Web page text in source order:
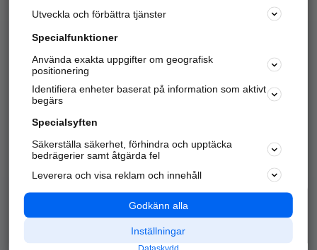
Marknadsför företaget
Kom igång och annonsera mot
samarbetspartners nära dig.
Alla kategorier
Populära sökningar
API & Kartor
Annonsera
Integritet
Nödnummer
Utveckla och förbättra tjänster
Specialfunktioner
Använda exakta uppgifter om geografisk
positionering
Identifiera enheter baserat på information som aktivt
begärs
Specialsyften
Säkerställa säkerhet, förhindra och upptäcka
bedrägerier samt åtgärda fel
Leverera och visa reklam och innehåll
Godkänn alla
Inställningar
Dataskydd